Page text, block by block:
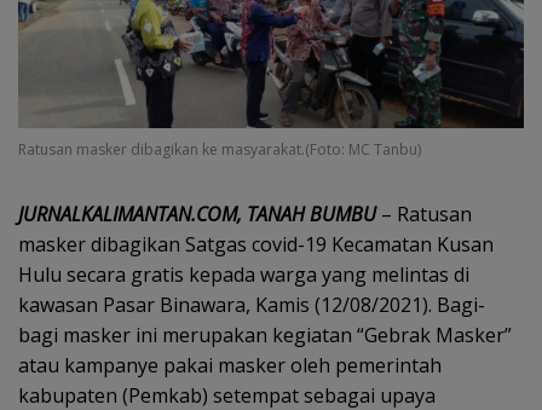
Ratusan masker dibagikan ke masyarakat.(Foto: MC Tanbu)
JURNALKALIMANTAN.COM, TANAH BUMBU– Ratusan
masker dibagikan Satgas covid-19 Kecamatan Kusan
Hulu secara gratis kepada warga yang melintas di
kawasan Pasar Binawara, Kamis (12/08/2021). Bagi-
bagi masker ini merupakan kegiatan “Gebrak Masker”
atau kampanye pakai masker oleh pemerintah
kabupaten (Pemkab) setempat sebagai upaya